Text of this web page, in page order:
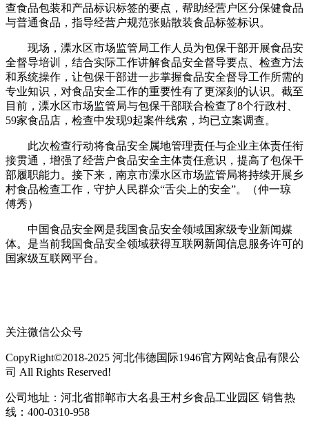
查食品包装和产品标识标签的要点，帮助经营户区分保健食品
与普通食品，指导经营户规范张贴散装食品标签标识。
现场，溧水区市场监管局工作人员为包保干部开展食品安
全督导培训，结合实际工作讲解食品安全督导要点、检查方法
和系统操作，让包保干部进一步掌握食品安全督导工作所需的
专业知识，对食品安全工作的重要性有了更深刻的认识。截至
目前，溧水区市场监管局与包保干部联合检查了8个行政村、
59家食品店，检查中发现9起案件线索，均已立案调查。
此次检查行动将食品安全属地管理责任与企业主体责任衔
接贯通，增强了经营户食品安全主体责任意识，提高了包保干
部履职能力。接下来，南京市溧水区市场监管局将持续开展乡
村食品检查工作，守护人民群众“舌尖上的安全”。（仲一琼
傅秀）
中国食品安全网是我国食品安全领域国家级专业新闻媒
体。是当前我国食品安全领域获得互联网新闻信息服务许可的
国家级互联网平台。
关注微信公众号
CopyRight©2018-2025 河北伟德国际1946官方网站食品有限公
司 All Rights Reserved!
公司地址：河北省邯郸市大名县王村乡食品工业园区 销售热
线：400-0310-958